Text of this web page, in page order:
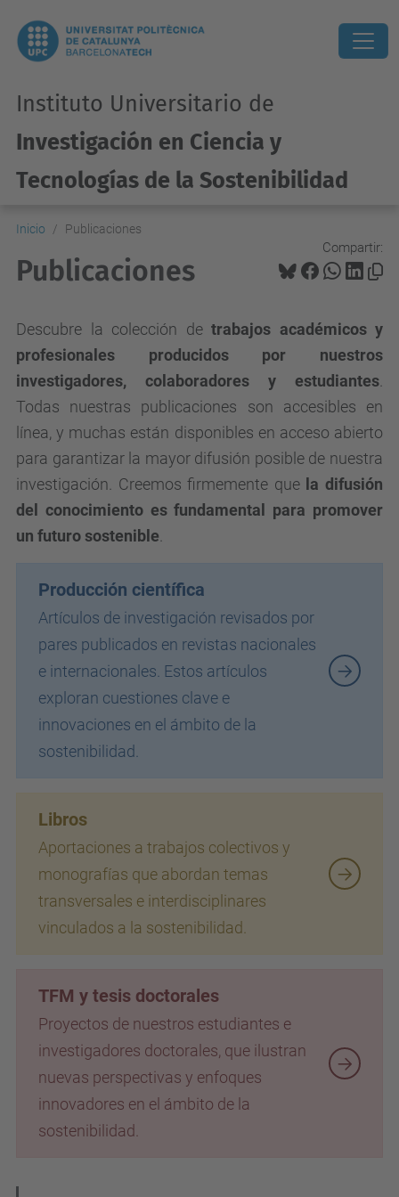
Instituto Universitario de
Investigación en Ciencia y
Tecnologías de la Sostenibilidad
Inicio Publicaciones
Compartir:
Publicaciones
Descubre la colección de trabajos académicos y
profesionales producidos por nuestros
investigadores, colaboradores y estudiantes
Todas nuestras publicaciones son accesibles en
línea, y muchas están disponibles en acceso abierto
para garantizar la mayor difusión posible de nuestra
investigación. Creemos firmemente que la difusión
del conocimiento es fundamental para promover
un futuro sostenible
Producción científica
Artículos de investigación revisados por
pares publicados en revistas nacionales
e internacionales. Estos artículos
exploran cuestiones clave e
innovaciones en el ámbito de la
sostenibilidad.
Libros
Aportaciones a trabajos colectivos y
monografías que abordan temas
transversales e interdisciplinares
vinculados a la sostenibilidad.
TFM y tesis doctorales
Proyectos de nuestros estudiantes e
investigadores doctorales, que ilustran
nuevas perspectivas y enfoques
innovadores en el ámbito de la
sostenibilidad.